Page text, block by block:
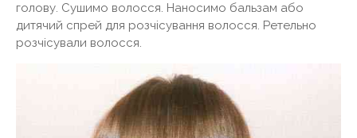
голову. Сушимо волосся. Наносимо бальзам або
дитячий спрей для розчісування волосся. Ретельно
розчісували волосся.